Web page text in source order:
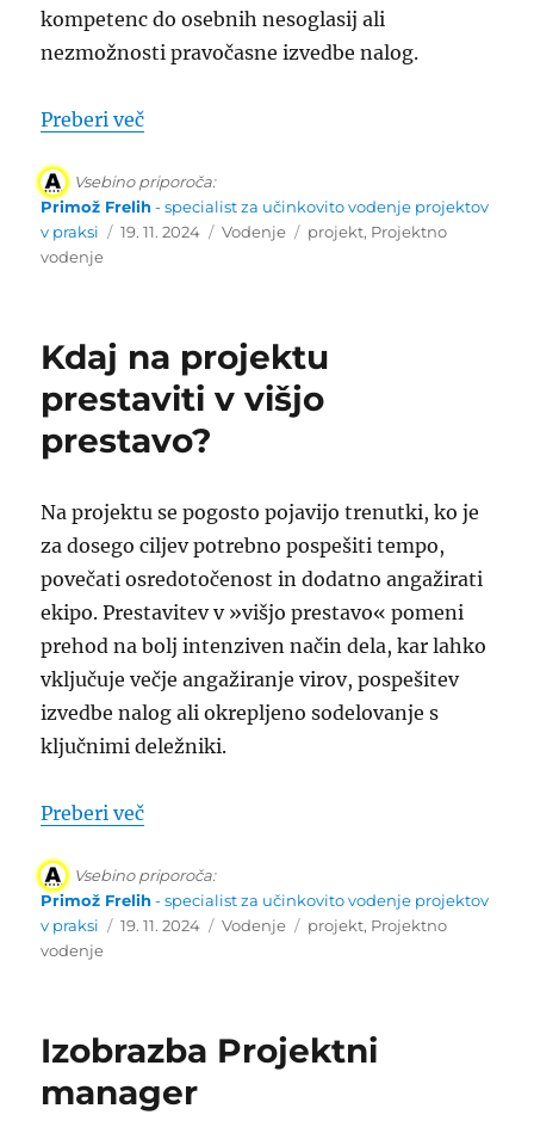
kompetenc do osebnih nesoglasij ali
nezmožnosti pravočasne izvedbe nalog.
Preberi več“Zakaj zamenjati člana projektne
Vsebino priporoča:
Primož Frelih- specialist za učinkovito vodenje projektov
v praksi
Objavljeno
19. 11. 2024 Kategorije
Vodenje Oznake
projekt, Projektno
vodenje
Kdaj na projektu
prestaviti v višjo
prestavo?
Na projektu se pogosto pojavijo trenutki, ko je
za dosego ciljev potrebno pospešiti tempo,
povečati osredotočenost in dodatno angažirati
ekipo. Prestavitev v »višjo prestavo« pomeni
prehod na bolj intenziven način dela, kar lahko
vključuje večje angažiranje virov, pospešitev
izvedbe nalog ali okrepljeno sodelovanje s
ključnimi deležniki.
Preberi več“Kdaj na projektu prestaviti v višjo
Vsebino priporoča:
Primož Frelih- specialist za učinkovito vodenje projektov
v praksi
Objavljeno
19. 11. 2024 Kategorije
Vodenje Oznake
projekt, Projektno
vodenje
Izobrazba Projektni
manager